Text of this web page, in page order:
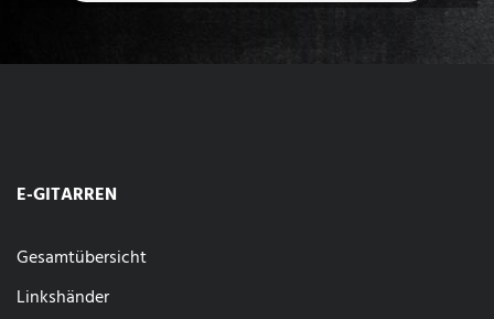
E-GITARREN
Gesamtübersicht
Linkshänder